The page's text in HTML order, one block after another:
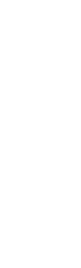
HÓA CHẤT